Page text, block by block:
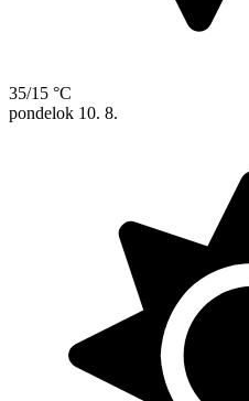
35/15 °C
pondelok 10. 8.